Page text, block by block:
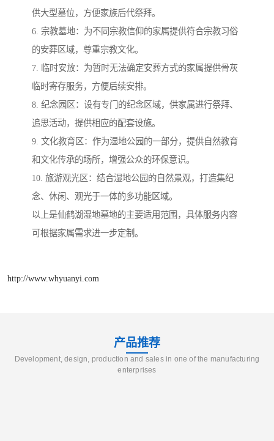
供大型墓位，方便家族后代祭拜。
6. 宗教墓地：为不同宗教信仰的家属提供符合宗教习俗
的安葬区域，尊重宗教文化。
7. 临时安放：为暂时无法确定安葬方式的家属提供骨灰
临时寄存服务，方便后续安排。
8. 纪念园区：设有专门的纪念区域，供家属进行祭拜、
追思活动，提供相应的配套设施。
9. 文化教育区：作为湿地公园的一部分，提供自然教育
和文化传承的场所，增强公众的环保意识。
10. 旅游观光区：结合湿地公园的自然景观，打造集纪
念、休闲、观光于一体的多功能区域。
以上是仙鹤湖湿地墓地的主要适用范围，具体服务内容
可根据家属需求进一步定制。
http://www.whyuanyi.com
产品推荐
Development, design, production and sales in one of the manufacturing
enterprises